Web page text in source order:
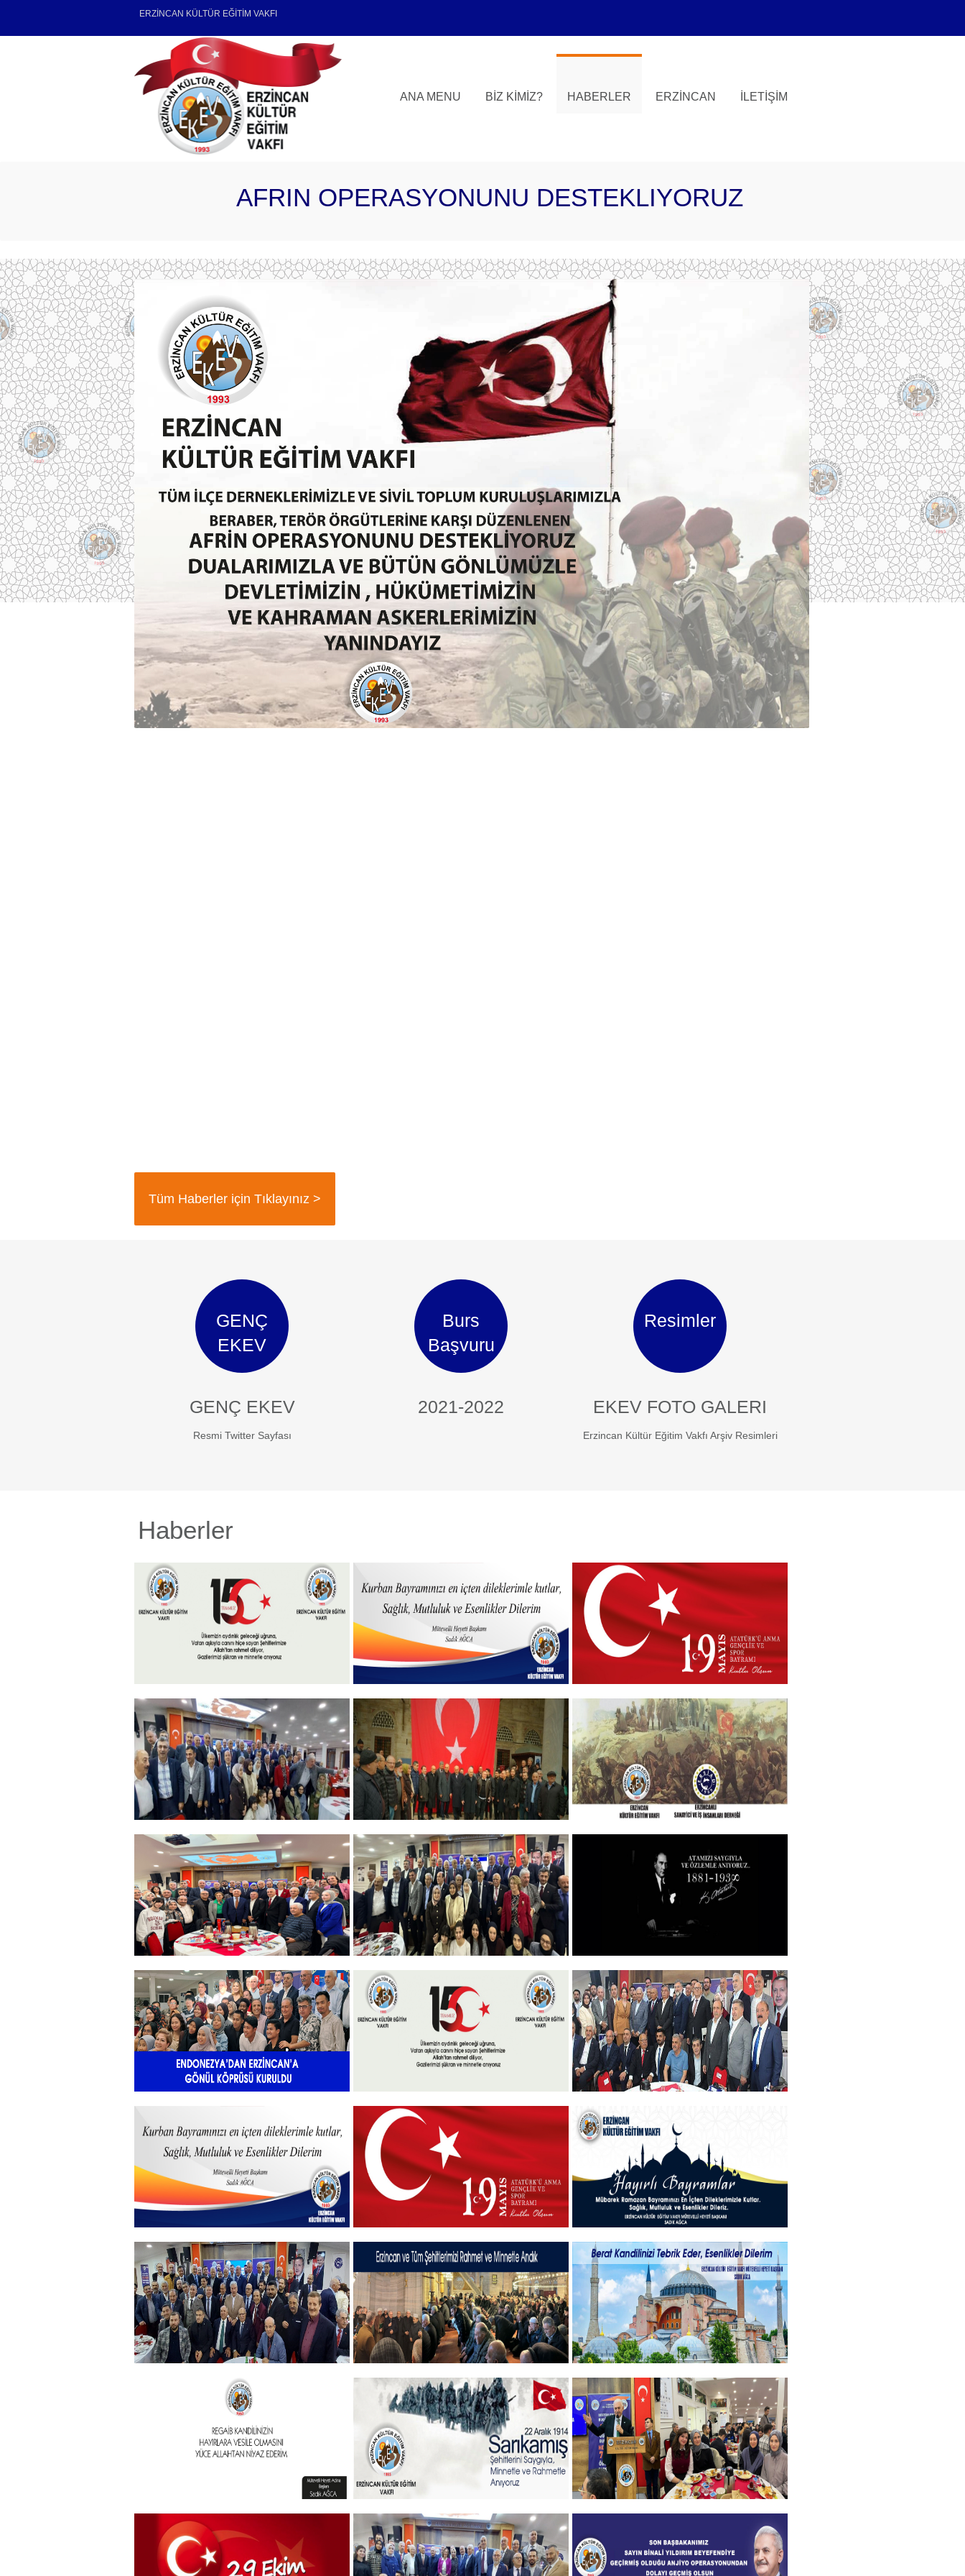
ERZİNCAN KÜLTÜR EĞİTİM VAKFI
ANA MENU BIZ KIMIZ? HABERLER ERZINCAN İLETIŞIM
AFRIN OPERASYONUNU DESTEKLIYORUZ
Tüm Haberler için Tıklayınız >
GENÇ
EKEV
GENÇ EKEV
Resmi Twitter Sayfası
Burs
Başvuru
2021-2022
Resimler
EKEV FOTO GALERI
Erzincan Kültür Eğitim Vakfı Arşiv Resimleri
Haberler
15 Temmuz 2026
+
Hayırlı Bayramlar
+
19 MAYIS 2026
+
ERZİNCANLILAR EKEV’İN
GELENEKSEL İFTAR
YEMEĞİNDE BULUŞTU
+
GELENEKSEL ŞEHİTLERİMİZİ
ANMA PROGRAMI
DÜZENLEDİK
+
ERZINCAN VE TÜM SEHITLERI
ANMA PROGRAMI
+
Sadık Ağça Yeniden Başkan
Seçildi
+
Vakfımızın 2025-2026 Yılı Burs
Toplantısı Yapıldı.
+
10 KASIM
+
köprüsü
+
15 Temmuz 2025
+
Vakfımızdan Teşekkür Belgesi
Takdim Programı
+
Kurban Bayramı
+
19 MAYIS 2025
+
Hayırlı Bayramlar
+
Geleneksel İftar Programımız
+
Şehitlerimizi Rahmet ve Minnetle
Andık...
+
Vakıf Başkanımızdan Kandil
mesajı
+
Vakıf Başkanımızdan Kandil
mesajı
Sehitlerimizi Rahmetle Anıyoruz
öğrencilerimizle kahvaltı
Programı